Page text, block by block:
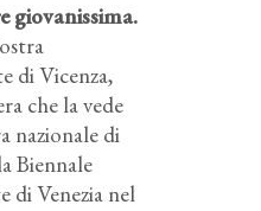
giovanissima.
di Vicenza,
che la vede
nazionale di
Biennale
di Venezia nel